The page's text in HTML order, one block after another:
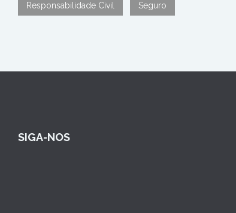
Responsabilidade Civil Seguro
SIGA-NOS